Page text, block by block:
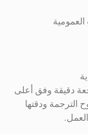
دقيقة وفق أعلى
الترجمة ودقتها